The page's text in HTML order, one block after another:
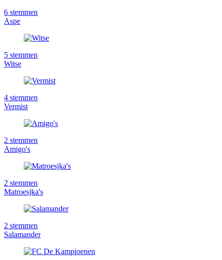
6 stemmen
Aspe
5 stemmen
Witse
4 stemmen
Vermist
2 stemmen
Amigo's
2 stemmen
Matroesjka's
2 stemmen
Salamander